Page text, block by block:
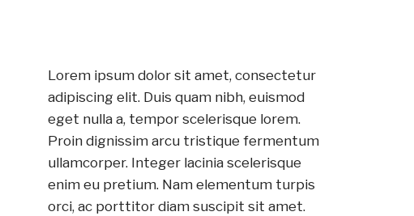
Lorem ipsum dolor sit amet, consectetur
adipiscing elit. Duis quam nibh, euismod
eget nulla a, tempor scelerisque lorem.
Proin dignissim arcu tristique fermentum
ullamcorper. Integer lacinia scelerisque
enim eu pretium. Nam elementum turpis
orci, ac porttitor diam suscipit sit amet.